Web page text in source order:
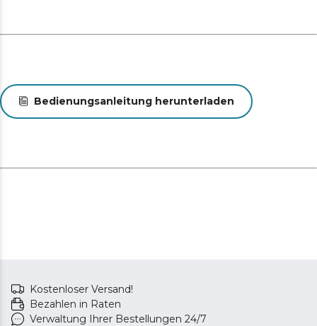
Bedienungsanleitung herunterladen
Kostenloser Versand!
Bezahlen in Raten
Verwaltung Ihrer Bestellungen 24/7